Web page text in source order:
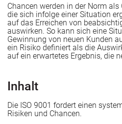
Rechtsgebiete
gestalten
AZAV
Chancen werden in der Norm
die sich infolge einer Situation
auf das Erreichen von
auswirken. So kann sich eine
Gewinnung von neuen Kunden
ein Risiko definiert als die
auf ein erwartetes Ergebnis, die
Inhalt
Die ISO 9001 fordert einen
Risiken und Chancen.